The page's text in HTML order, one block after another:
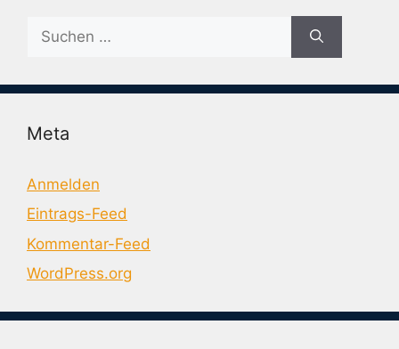
nach:
Meta
Anmelden
Eintrags-Feed
Kommentar-Feed
WordPress.org